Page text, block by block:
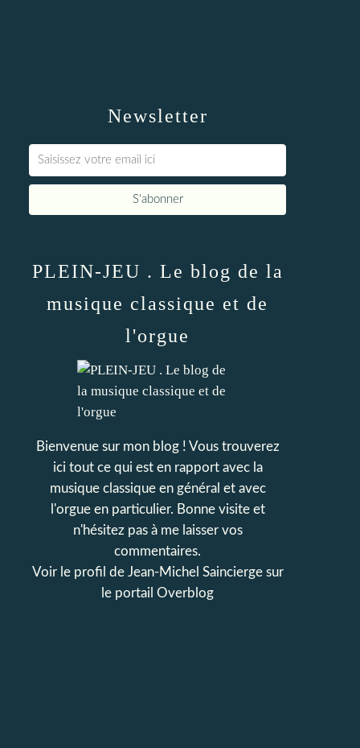
Newsletter
PLEIN-JEU . Le blog de la
musique classique et de
l'orgue
Bienvenue sur mon blog ! Vous trouverez
ici tout ce qui est en rapport avec la
musique classique en général et avec
l'orgue en particulier. Bonne visite et
n'hésitez pas à me laisser vos
commentaires.
Voir le profil de Jean-Michel Sainciergesur
le portail Overblog